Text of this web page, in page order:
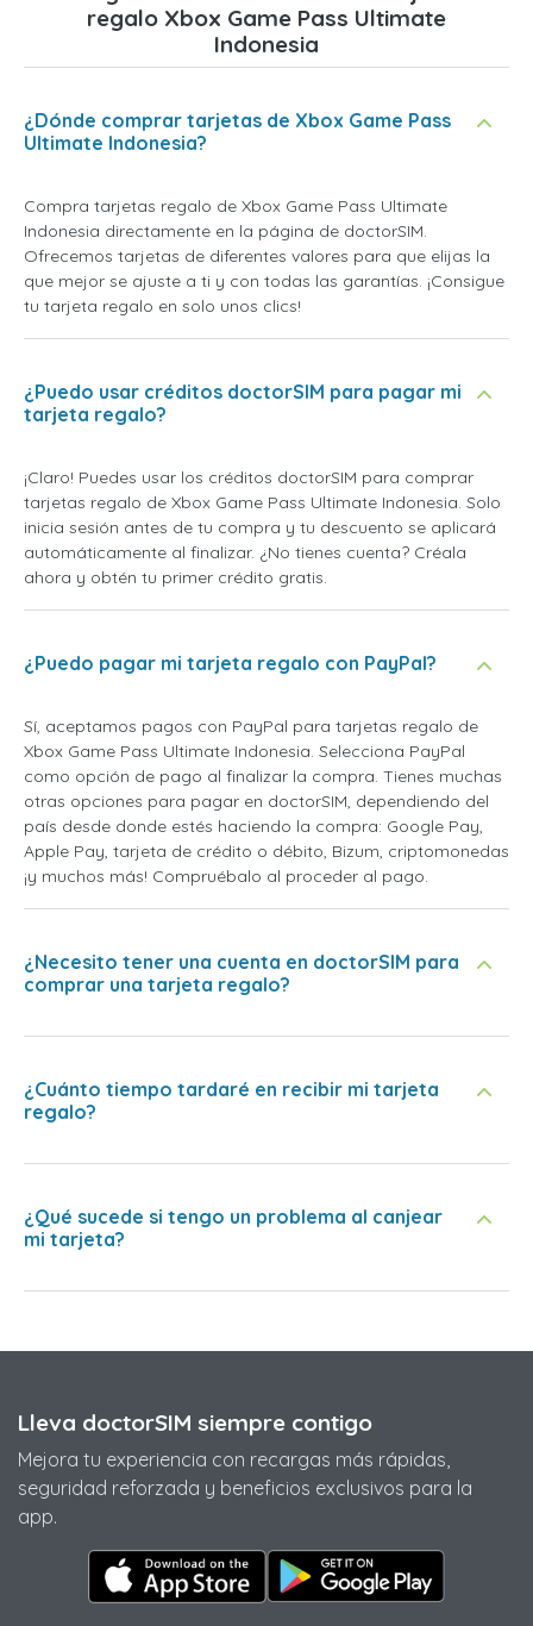
regalo Xbox Game Pass Ultimate
Indonesia
¿Dónde comprar tarjetas de Xbox Game Pass
Ultimate Indonesia?
Compra tarjetas regalo de Xbox Game Pass Ultimate
Indonesia directamente en la página de doctorSIM.
Ofrecemos tarjetas de diferentes valores para que elijas la
que mejor se ajuste a ti y con todas las garantías. ¡Consigue
tu tarjeta regalo en solo unos clics!
¿Puedo usar créditos doctorSIM para pagar mi
tarjeta regalo?
¡Claro! Puedes usar los créditos doctorSIM para comprar
tarjetas regalo de Xbox Game Pass Ultimate Indonesia. Solo
inicia sesión antes de tu compra y tu descuento se aplicará
automáticamente al finalizar. ¿No tienes cuenta? Créala
ahora y obtén tu primer crédito gratis.
¿Puedo pagar mi tarjeta regalo con PayPal?
Sí, aceptamos pagos con PayPal para tarjetas regalo de
Xbox Game Pass Ultimate Indonesia. Selecciona PayPal
como opción de pago al finalizar la compra. Tienes muchas
otras opciones para pagar en doctorSIM, dependiendo del
país desde donde estés haciendo la compra: Google Pay,
Apple Pay, tarjeta de crédito o débito, Bizum, criptomonedas
¡y muchos más! Compruébalo al proceder al pago.
¿Necesito tener una cuenta en doctorSIM para
comprar una tarjeta regalo?
¿Cuánto tiempo tardaré en recibir mi tarjeta
regalo?
¿Qué sucede si tengo un problema al canjear
mi tarjeta?
Lleva doctorSIM siempre contigo
Mejora tu experiencia con recargas más rápidas,
seguridad reforzada y beneficios exclusivos para la
app.